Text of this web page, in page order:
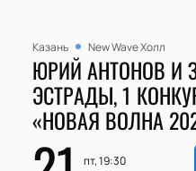
Казань New Wave Холл
ЮРИЙ АНТОНОВ И
ЭСТРАДЫ, 1
«НОВАЯ ВОЛНА
пт, 19:30